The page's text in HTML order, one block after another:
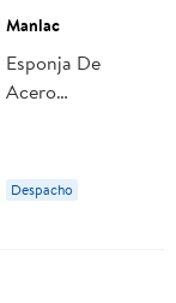
Manlac
Esponja De
Acero
Despacho